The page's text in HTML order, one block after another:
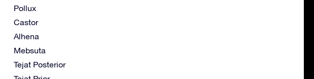
Pollux
Castor
Alhena
Mebsuta
Tejat Posterior